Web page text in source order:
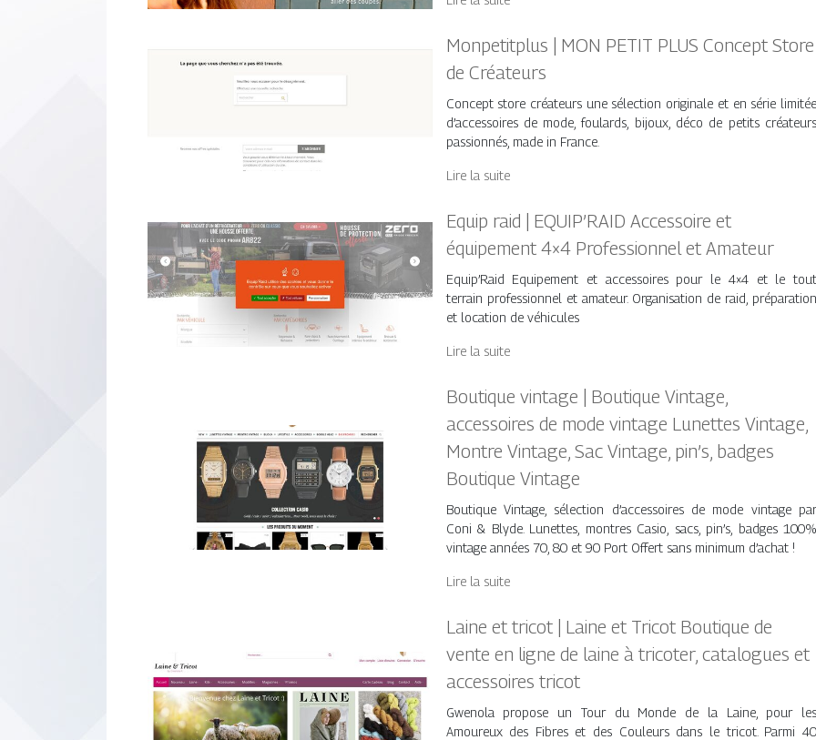
Mon­pe­titplus | MON PETIT PLUS Concept Store
de Créateurs
Concept store créateurs une sélection originale et en série limitée
d’accessoires de mode, foulards, bijoux, déco de petits créateurs
passionnés, made in France.
Lire la suite
Equip raid | EQUIP’RAID Accessoire et
équipement 4×4 Profes­sion­nel et Amateur
Equip’Raid Equipement et accessoires pour le 4×4 et le tout
terrain professionnel et amateur. Organisation de raid, préparation
et location de véhicules
Lire la suite
Boutique vintage | Boutique Vintage,
accessoires de mode vintage Lunettes Vintage,
Montre Vintage, Sac Vintage, pin’s, badges
Boutique Vintage
Boutique Vintage, sélection d’accessoires de mode vintage par
Coni & Blyde. Lunettes, montres Casio, sacs, pin’s, badges 100%
vintage années 70, 80 et 90 Port Offert sans minimum d’achat !
Lire la suite
Laine et tricot | Laine et Tricot Boutique de
vente en ligne de laine à tricoter, catalogues et
accessoires tricot
Gwenola propose un Tour du Monde de la Laine, pour les
Amoureux des Fibres et des Couleurs dans le tricot. Parmi 40